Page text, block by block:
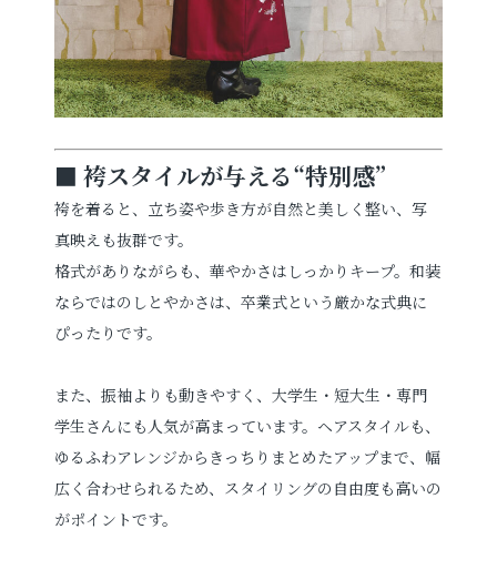
■ 袴スタイルが与える“特別感”
袴を着ると、立ち姿や歩き方が自然と美しく整い、写
真映えも抜群です。
格式がありながらも、華やかさはしっかりキープ。和装
ならではのしとやかさは、卒業式という厳かな式典に
ぴったりです。
また、振袖よりも動きやすく、大学生・短大生・専門
学生さんにも人気が高まっています。ヘアスタイルも、
ゆるふわアレンジからきっちりまとめたアップまで、幅
広く合わせられるため、スタイリングの自由度も高いの
がポイントです。